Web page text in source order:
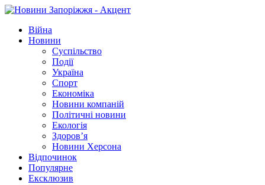
Війна
Новини
Суспільство
Події
Україна
Спорт
Економіка
Новини компаній
Політичні новини
Екологія
Здоров’я
Новини Херсона
Відпочинок
Популярне
Ексклюзив